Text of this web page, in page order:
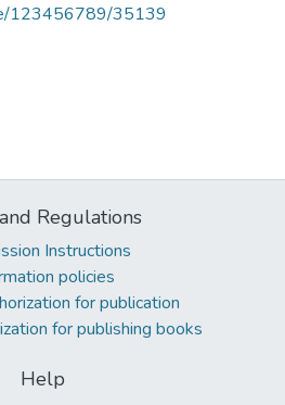
123456789/35139
Regulations
Instructions
policies
for publication
for publishing books
Help